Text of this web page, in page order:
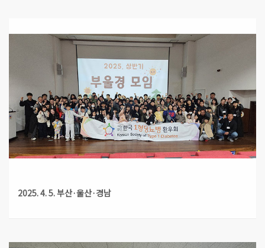
2025. 4. 5. 부산·울산·경남